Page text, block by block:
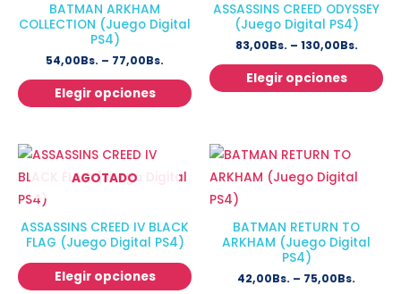
BATMAN ARKHAM
COLLECTION (Juego Digital
PS4)
54,00Bs. – 77,00Bs.
Elegir opciones
ASSASSINS CREED ODYSSEY
(Juego Digital PS4)
83,00Bs. – 130,00Bs.
Elegir opciones
AGOTADO
ASSASSINS CREED IV BLACK
FLAG (Juego Digital PS4)
Elegir opciones
BATMAN RETURN TO
ARKHAM (Juego Digital
PS4)
42,00Bs. – 75,00Bs.